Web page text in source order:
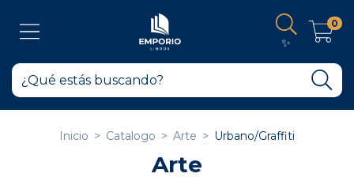
✨
0
Inicio > Catalogo > Arte > Urbano/Graffiti
Arte